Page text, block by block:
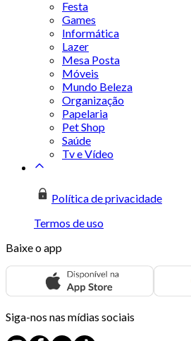
Festa
Games
Informática
Lazer
Mesa Posta
Móveis
Mundo Beleza
Organização
Papelaria
Pet Shop
Saúde
Tv e Vídeo
Política de privacidade
Termos de uso
Baixe o app
Siga-nos nas mídias sociais